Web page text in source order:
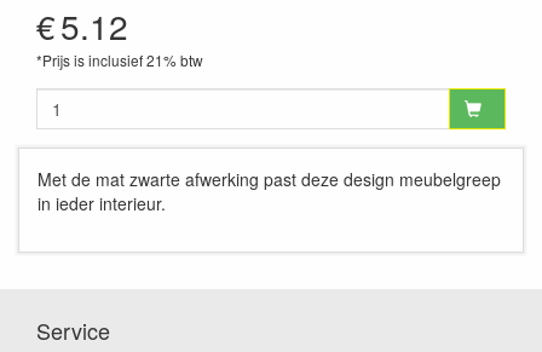
€5.12
*Prijs is inclusief 21% btw
Met de mat zwarte afwerking past deze design meubelgreep
in ieder interieur.
Service